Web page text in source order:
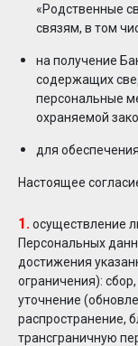
«Родственные
связям, в том
на получение
содержащих
персональные
охраняемой
для
Настоящее
1.осуществление
Персональных
достижения
ограничения):
уточнение
распространение,
трансграничную